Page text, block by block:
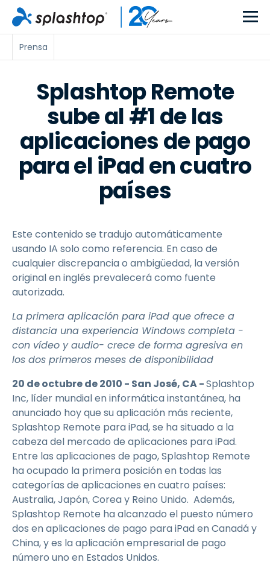
Prensa
Splashtop Remote
sube al #1 de las
aplicaciones de pago
para el iPad en cuatro
países
Este contenido se tradujo automáticamente
usando IA solo como referencia. En caso de
cualquier discrepancia o ambigüedad, la versión
original en inglés prevalecerá como fuente
autorizada.
La primera aplicación para iPad que ofrece a
distancia una experiencia Windows completa -
con vídeo y audio- crece de forma agresiva en
los dos primeros meses de disponibilidad
20 de octubre de 2010 - San José, CA-Splashtop
Inc, líder mundial en informática instantánea, ha
anunciado hoy que su aplicación más reciente,
Splashtop Remote para iPad, se ha situado a la
cabeza del mercado de aplicaciones para iPad.
Entre las aplicaciones de pago, Splashtop Remote
ha ocupado la primera posición en todas las
categorías de aplicaciones en cuatro países:
Australia, Japón, Corea y Reino Unido. Además,
Splashtop Remote ha alcanzado el puesto número
dos en aplicaciones de pago para iPad en Canadá y
China, y es la aplicación empresarial de pago
número uno en Estados Unidos.